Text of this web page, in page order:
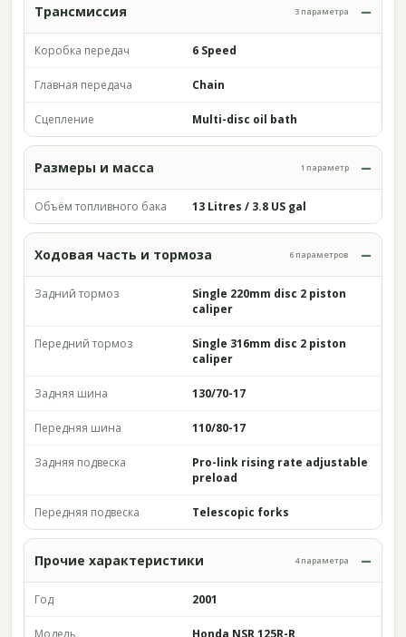
Трансмиссия 3 параметра
Коробка передач 6 Speed
Главная передача Chain
Сцепление Multi-disc oil bath
Размеры и масса 1 параметр
Объём топливного бака 13 Litres / 3.8 US gal
Ходовая часть и тормоза 6 параметров
Задний тормоз
Single 220mm disc 2 piston
caliper
Передний тормоз
Single 316mm disc 2 piston
caliper
Задняя шина 130/70-17
Передняя шина 110/80-17
Задняя подвеска
Pro-link rising rate adjustable
preload
Передняя подвеска Telescopic forks
Прочие характеристики 4 параметра
Год 2001
Модель Honda NSR 125R-R